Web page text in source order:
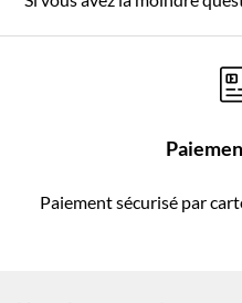
Paiement sécurisé par